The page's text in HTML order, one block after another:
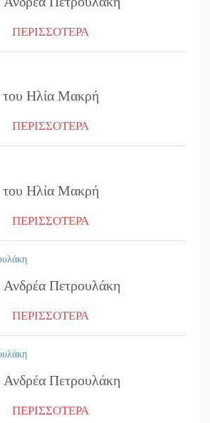
ΠΕΡΙΣΣΟΤΕΡΑ
του Ηλία Μακρή
ΠΕΡΙΣΣΟΤΕΡΑ
του Ηλία Μακρή
ΠΕΡΙΣΣΟΤΕΡΑ
Ανδρέα Πετρουλάκη
ΠΕΡΙΣΣΟΤΕΡΑ
Ανδρέα Πετρουλάκη
ΠΕΡΙΣΣΟΤΕΡΑ